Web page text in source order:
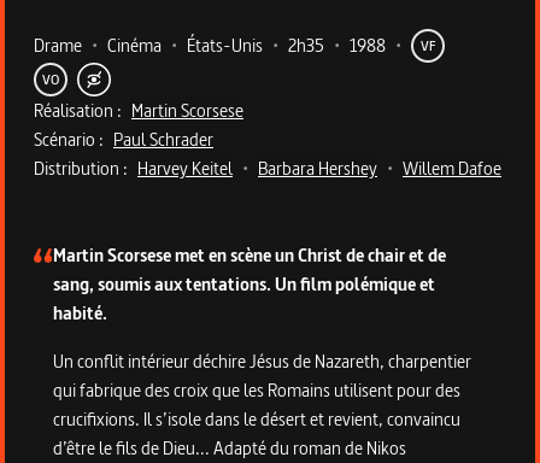
Metadata du programme
Drame • Cinéma • États-Unis • 2h35 • 1988 •
VF
VO
Réalisation : Martin Scorsese
Scénario : Paul Schrader
Distribution : Harvey Keitel • Barbara Hershey • Willem Dafoe
Martin Scorsese met en scène un Christ de chair et de
sang, soumis aux tentations. Un film polémique et
habité.
Un conflit intérieur déchire Jésus de Nazareth, charpentier
qui fabrique des croix que les Romains utilisent pour des
crucifixions. Il s’isole dans le désert et revient, convaincu
d’être le fils de Dieu... Adapté du roman de Nikos